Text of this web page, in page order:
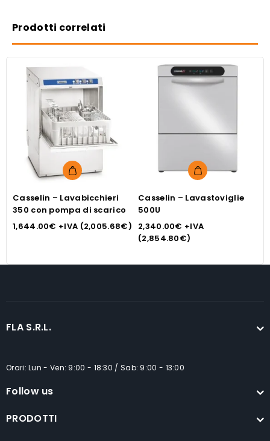
Prodotti correlati
Casselin – Lavabicchieri
350 con pompa di scarico
1,644.00€ +IVA (2,005.68€)
Casselin – Lavastoviglie
500U
2,340.00€ +IVA
(2,854.80€)
FLA S.R.L.
Orari: Lun - Ven: 9:00 - 18:30 / Sab: 9:00 - 13:00
Follow us
PRODOTTI